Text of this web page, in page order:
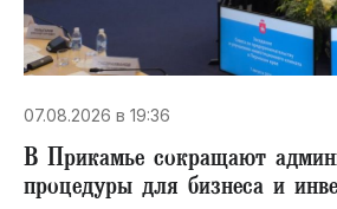
07.08.2026 в 19:36
В Прикамье сокращают
процедуры для бизнеса и